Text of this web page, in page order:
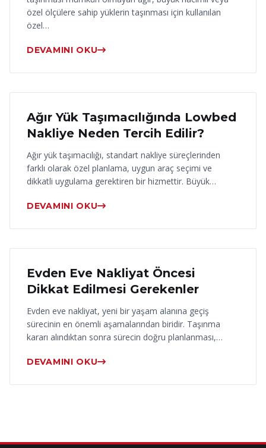
özel ölçülere sahip yüklerin taşınması için kullanılan
özel…
DEVAMINI OKU
17 Haziran 2026
Ağır Yük Taşımacılığında Lowbed
Nakliye Neden Tercih Edilir?
Ağır yük taşımacılığı, standart nakliye süreçlerinden
farklı olarak özel planlama, uygun araç seçimi ve
dikkatli uygulama gerektiren bir hizmettir. Büyük…
DEVAMINI OKU
16 Haziran 2026
Evden Eve Nakliyat Öncesi
Dikkat Edilmesi Gerekenler
Evden eve nakliyat, yeni bir yaşam alanına geçiş
sürecinin en önemli aşamalarından biridir. Taşınma
kararı alındıktan sonra sürecin doğru planlanması,…
DEVAMINI OKU